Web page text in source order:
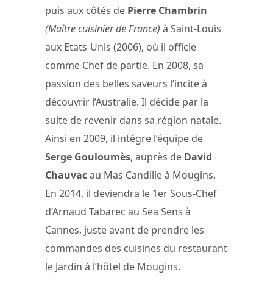
puis aux côtés de Pierre Chambrin
(Maître cuisinier de France) à Saint-Louis
aux Etats-Unis (2006), où il officie
comme Chef de partie. En 2008, sa
passion des belles saveurs l’incite à
découvrir l’Australie. Il décide par la
suite de revenir dans sa région natale.
Ainsi en 2009, il intégre l’équipe de
Serge Gouloumès, auprès de David
Chauvacau Mas Candille à Mougins.
En 2014, il deviendra le 1er Sous-Chef
d’Arnaud Tabarec au Sea Sens à
Cannes, juste avant de prendre les
commandes des cuisines du restaurant
le Jardin à l’hôtel de Mougins.